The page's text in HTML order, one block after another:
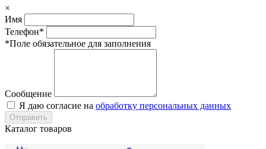
×
Имя
Телефон*
*Поле обязательное для заполнения
Сообщение
Я даю согласие на обработку персональных данных
Каталог товаров